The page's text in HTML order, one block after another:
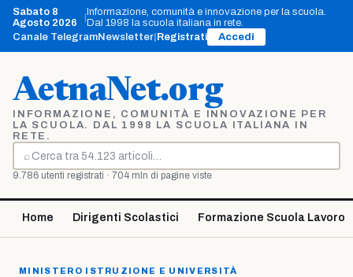
Vai
contenuto
Sabato 8
Agosto 2026
Informazione, comunità e innovazione per la scuola.
Dal 1998 la scuola italiana in rete.
Canale TelegramNewsletter Registrati Accedi
AetnaNet.org
INFORMAZIONE, COMUNITÀ E INNOVAZIONE PER
LA SCUOLA. DAL 1998 LA SCUOLA ITALIANA IN
RETE.
⌕
Cerca
9.786 utenti registrati · 704 mln di pagine viste
Home Dirigenti Scolastici Formazione Scuola Lavoro
MINISTERO ISTRUZIONE E UNIVERSITÀ